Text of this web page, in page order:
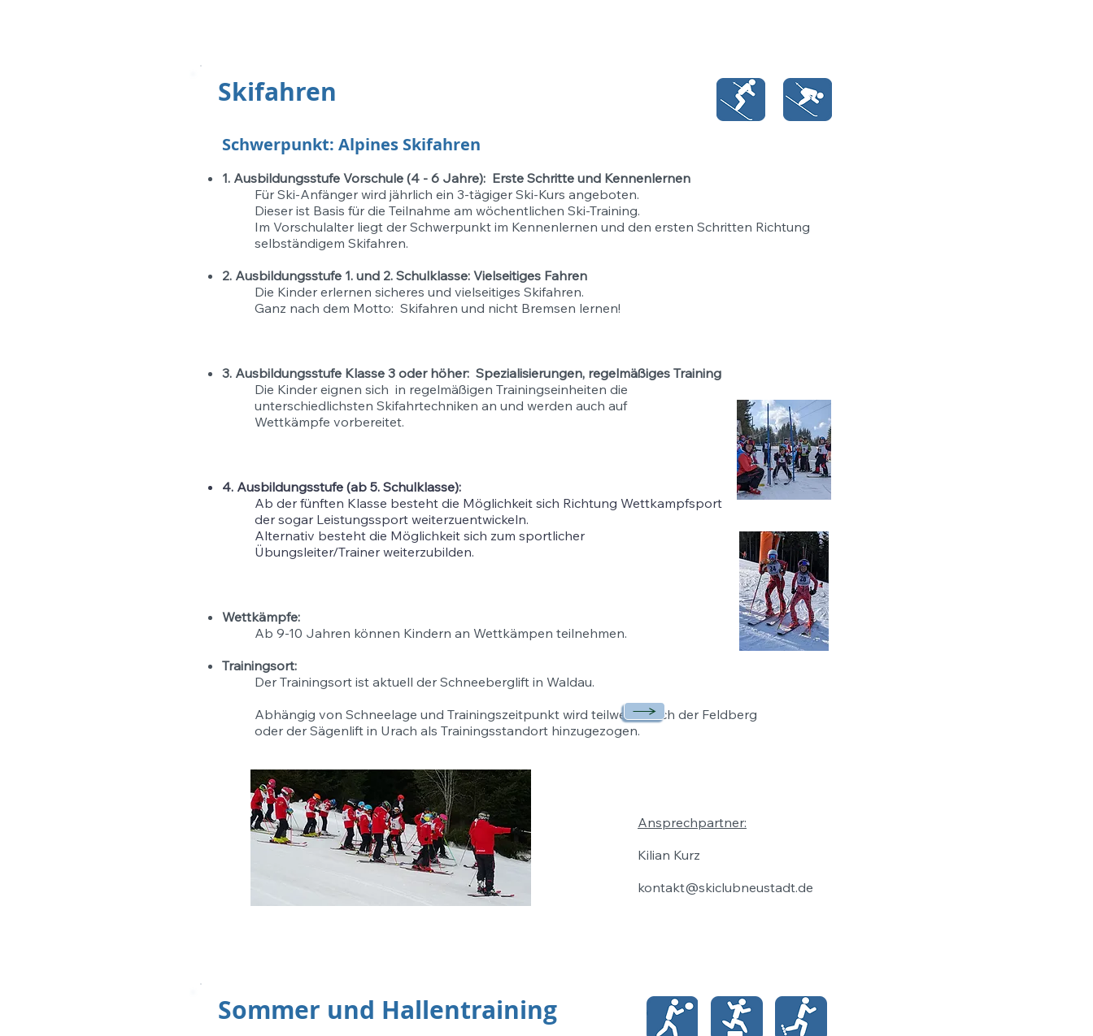
Skifahren
Schwerpunkt: Alpines Skifahren
1. Ausbildungsstufe Vorschule (4 - 6 Jahre): Erste Schritte und Kennenlernen
Für Ski-Anfänger wird jährlich ein 3-tägiger Ski-Kurs angeboten.
Dieser ist Basis für die Teilnahme am wöchentlichen Ski-Training.
Im Vorschulalter liegt der Schwerpunkt im Kennenlernen und den ersten Schritten Richtung
selbständigem Skifahren.
2. Ausbildungsstufe 1. und 2. Schulklasse: Vielseitiges Fahren
Die Kinder erlernen sicheres und vielseitiges Skifahren.​
Ganz nach dem Motto: Skifahren und nicht Bremsen lernen!
3. Ausbildungsstufe Klasse 3 oder höher: Spezialisierungen, regelmäßiges Training
Die Kinder eignen sich in regelmäßigen Trainingseinheiten die
unterschiedlichsten Skifahrtechniken an und werden auch auf
Wettkämpfe vorbereitet.
4. Ausbildungsstufe (ab 5. Schulklasse):
Ab der fünften Klasse besteht die Möglichkeit sich Richtung Wettkampfsport
der sogar Leistungssport weiterzuentwickeln.
Alternativ besteht die Möglichkeit sich zum sportlicher
Übungsleiter/Trainer weiterzubilden.
Wettkämpfe:
Ab 9-10 Jahren können Kindern an Wettkämpen teilnehmen.
Trainingsort:
Der Trainingsort ist aktuell der Schneeberglift in Waldau.
Abhängig von Schneelage und Trainingszeitpunkt wird teilweise auch der Feldberg
oder der Sägenlift in Urach als Trainingsstandort hinzugezogen.
Ansprechpartner:
Kilian Kurz
kontakt@skiclubneustadt.de
Sommer und Hallentraining